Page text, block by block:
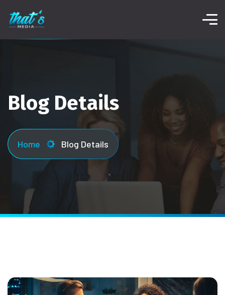
Blog Details
Home Blog Details